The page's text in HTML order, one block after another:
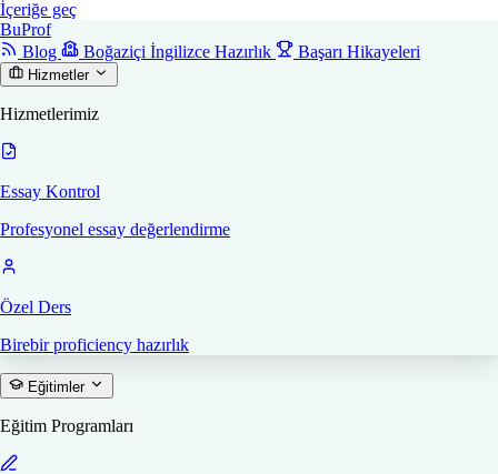
İçeriğe geç
BuProf
Blog
Boğaziçi İngilizce Hazırlık Başarı Hikayeleri
Hizmetler
Hizmetlerimiz
Essay Kontrol
Profesyonel essay değerlendirme
Özel Ders
Birebir proficiency hazırlık
Eğitimler
Eğitim Programları